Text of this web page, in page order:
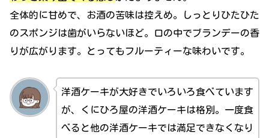
全体的に甘めで、お酒の苦味は控えめ。しっとりひたひた
のスポンジは歯がいらないほど。口の中でブランデーの香
りが広がります。とってもフルーティーな味わいです。
洋酒ケーキが大好きでいろいろ食べています
が、くにひろ屋の洋酒ケーキは格別。一度食
べると他の洋酒ケーキでは満足できなくなり